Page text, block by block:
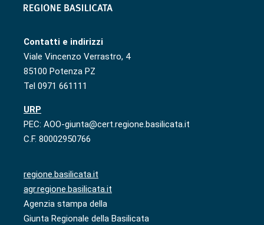
Contatti e indirizzi
Viale Vincenzo Verrastro, 4
85100 Potenza PZ
Tel 0971 661111
URP
PEC: AOO-giunta@cert.regione.basilicata.it
C.F. 80002950766
regione.basilicata.it
agr.regione.basilicata.it
Agenzia stampa della
Giunta Regionale della Basilicata